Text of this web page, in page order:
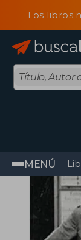
Los libros
MENÚ